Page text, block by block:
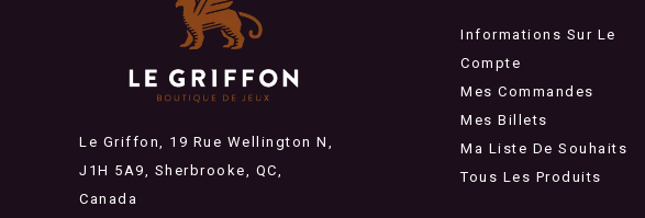
Le Griffon, 19 Rue Wellington N,
J1H 5A9, Sherbrooke, QC,
Canada
Informations Sur Le
Compte
Mes Commandes
Mes Billets
Ma Liste De Souhaits
Tous Les Produits